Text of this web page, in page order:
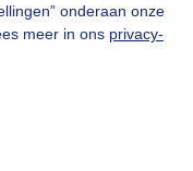
onderaan onze
meer in ons privacy-